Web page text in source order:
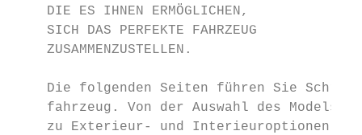
    DIE ES IHNEN ERMÖGLICHEN,
    SICH DAS PERFEKTE FAHRZEUG
    ZUSAMMENZUSTELLEN.
Die folgenden Seiten führen Sie
fahrzeug. Von der Auswahl des Models,
zu Exterieur- und Interieuroptionen